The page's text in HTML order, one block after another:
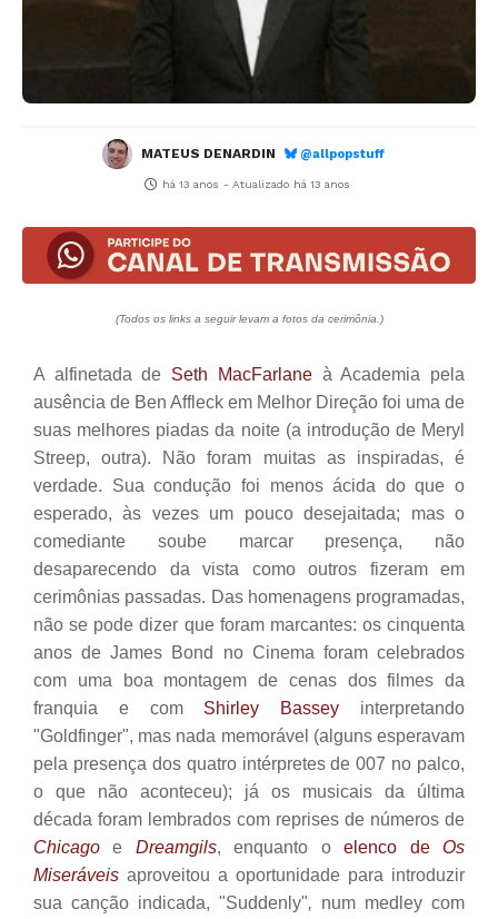
MATEUS DENARDIN @allpopstuff
há 13 anos - Atualizado há 13 anos
(Todos os links a seguir levam a fotos da cerimônia.)
A alfinetada de Seth MacFarlaneà Academia pela
ausência de Ben Affleck em Melhor Direção foi uma de
suas melhores piadas da noite (a introdução de Meryl
Streep, outra). Não foram muitas as inspiradas, é
verdade. Sua condução foi menos ácida do que o
esperado, às vezes um pouco desejaitada; mas o
comediante soube marcar presença, não
desaparecendo da vista como outros fizeram em
cerimônias passadas. Das homenagens programadas,
não se pode dizer que foram marcantes: os cinquenta
anos de James Bond no Cinema foram celebrados
com uma boa
montagem de cenas dos filmes da
franquia e com Shirley Bassey interpretando
"Goldfinger", mas nada memorável (alguns esperavam
pela presença dos quatro intérpretes de 007 no palco,
o que não aconteceu); já os musicais da última
década foram lembrados com reprises de números de
Chicago e Dreamgils, enquanto oelenco de Os
Miseráveis aproveitou a oportunidade para introduzir
sua canção indicada, "Suddenly", num medley com